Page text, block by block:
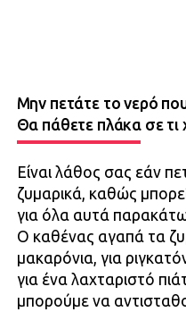
Μην πετάτε το νερό
Θα πάθετε πλάκα σε τι
Είναι λάθος σας εάν
ζυμαρικά, καθώς
για όλα αυτά
Ο καθένας αγαπά τα
μακαρόνια, για
για ένα λαχταριστό
μπορούμε να